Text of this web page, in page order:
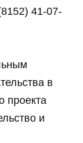
41-07-
в
проекта
и